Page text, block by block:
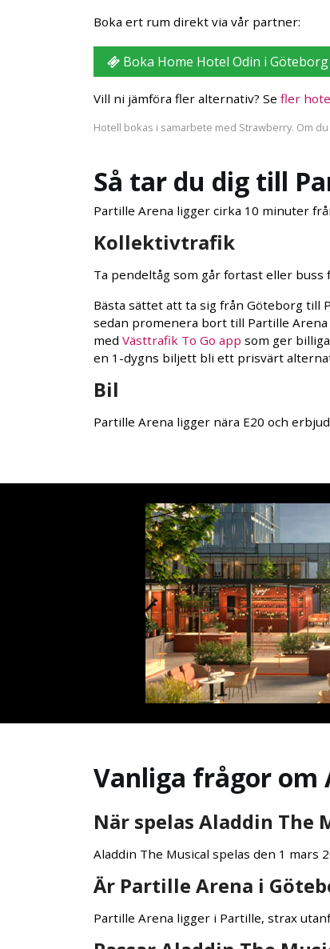
Boka ert rum direkt via vår partner:
Boka Home Hotel Odin i Göteborg
Vill ni jämföra fler alternativ? Se fler
Hotell bokas i samarbete med Strawberry. Om
Så tar du dig till
Partille Arena ligger cirka 10 minuter
Kollektivtrafik
Ta pendeltåg som går fortast eller
Bästa sättet att ta sig från Göteborg till
sedan promenera bort till Partille Arena
med Västtrafik To Go app som ger
en 1-dygns biljett bli ett prisvärt
Bil
Partille Arena ligger nära E20 och
Vanliga frågor om
När spelas Aladdin The
Aladdin The Musical spelas den 1 mars
Är Partille Arena i
Partille Arena ligger i Partille, strax